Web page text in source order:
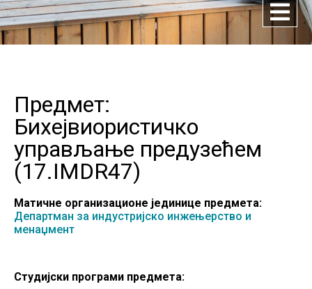
Предмет:
Бихејвиористичко
управљање предузећем
(17.IMDR47)
Матичне организационе јединице предмета:
Департман за индустријско инжењерство и
менаџмент
Студијски програми предмета: